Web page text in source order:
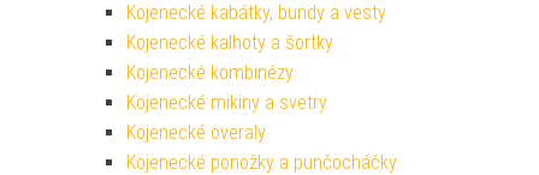
Kojenecké kabátky, bundy a vesty
Kojenecké kalhoty a šortky
Kojenecké kombinézy
Kojenecké mikiny a svetry
Kojenecké overaly
Kojenecké ponožky a punčocháčky